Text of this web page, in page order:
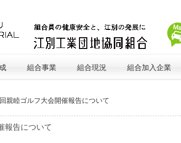
組合事業 組合現況 組合加入企業
親睦ゴルフ大会開催報告について
報告について